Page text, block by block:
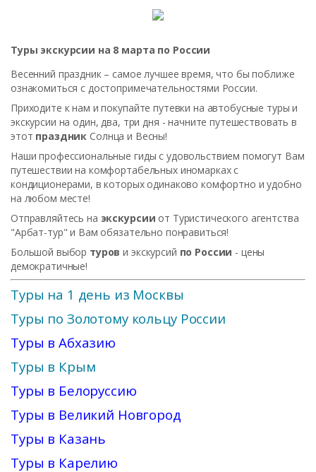
Туры экскурсии на 8 марта по России
Весенний праздник – самое лучшее время, что бы поближе
ознакомиться с достопримечательностями России.
Приходите к нам и покупайте путевки на автобусные туры и
экскурсии на один, два, три дня - начните путешествовать в
этот праздник Солнца и Весны!
Наши профессиональные гиды с удовольствием помогут Вам
путешествии на комфортабельных иномарках с
кондиционерами, в которых одинаково комфортно и удобно
на любом месте!
Отправляйтесь на экскурсии от Туристического агентства
"Арбат-тур" и Вам обязательно понравиться!
Большой выбор туров и экскурсий по России - цены
демократичные!
Туры на 1 день из Москвы
Туры по Золотому кольцу России
Туры в Абхазию
Туры в Крым
Туры в Белоруссию
Туры в Великий Новгород
Туры в Казань
Туры в Карелию